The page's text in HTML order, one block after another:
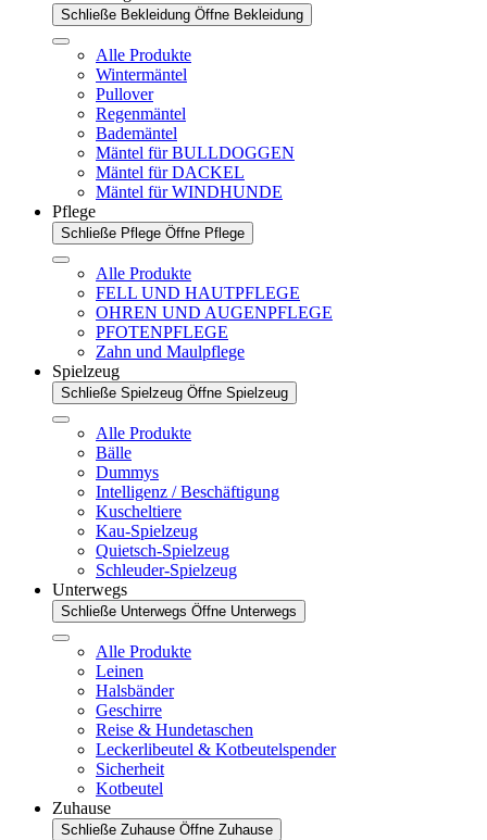
Schließe Bekleidung Öffne Bekleidung
Alle Produkte
Wintermäntel
Pullover
Regenmäntel
Bademäntel
Mäntel für BULLDOGGEN
Mäntel für DACKEL
Mäntel für WINDHUNDE
Pflege
Schließe Pflege Öffne Pflege
Alle Produkte
FELL UND HAUTPFLEGE
OHREN UND AUGENPFLEGE
PFOTENPFLEGE
Zahn und Maulpflege
Spielzeug
Schließe Spielzeug Öffne Spielzeug
Alle Produkte
Bälle
Dummys
Intelligenz / Beschäftigung
Kuscheltiere
Kau-Spielzeug
Quietsch-Spielzeug
Schleuder-Spielzeug
Unterwegs
Schließe Unterwegs Öffne Unterwegs
Alle Produkte
Leinen
Halsbänder
Geschirre
Reise & Hundetaschen
Leckerlibeutel & Kotbeutelspender
Sicherheit
Kotbeutel
Zuhause
Schließe Zuhause Öffne Zuhause